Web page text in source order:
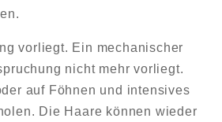
vorliegt. Ein mechanischer
nicht mehr vorliegt.
auf Föhnen und intensives
Die Haare können wieder